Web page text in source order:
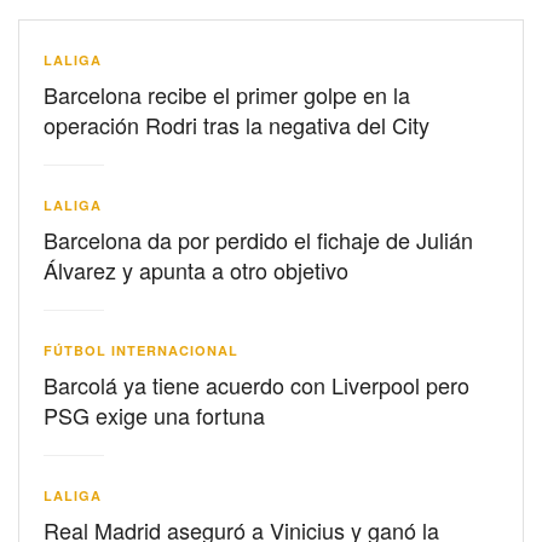
LALIGA
Barcelona recibe el primer golpe en la
operación Rodri tras la negativa del City
LALIGA
Barcelona da por perdido el fichaje de Julián
Álvarez y apunta a otro objetivo
FÚTBOL INTERNACIONAL
Barcolá ya tiene acuerdo con Liverpool pero
PSG exige una fortuna
LALIGA
Real Madrid aseguró a Vinicius y ganó la